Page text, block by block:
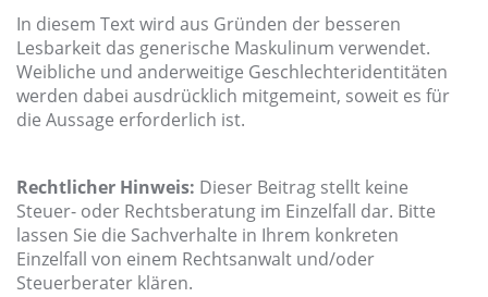
In diesem Text wird aus Gründen der besseren
Lesbarkeit das generische Maskulinum verwendet.
Weibliche und anderweitige Geschlechteridentitäten
werden dabei ausdrücklich mitgemeint, soweit es für
die Aussage erforderlich ist.
Rechtlicher Hinweis: Dieser Beitrag stellt keine
Steuer- oder Rechtsberatung im Einzelfall dar. Bitte
lassen Sie die Sachverhalte in Ihrem konkreten
Einzelfall von einem Rechtsanwalt und/oder
Steuerberater klären.